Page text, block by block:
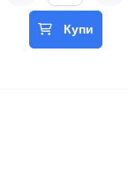
Купи